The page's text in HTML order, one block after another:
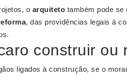
o arquiteto também pode se
, das providências legais à
construir ou
ligados à construção, se o